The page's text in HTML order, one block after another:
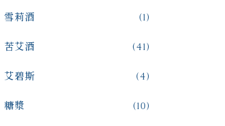
雪莉酒 (1)
苦艾酒 (41)
艾碧斯 (4)
糖漿 (10)